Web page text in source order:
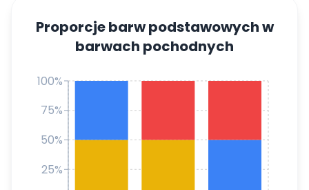
Proporcje barw podstawowych w
barwach pochodnych
25%
50%
75%
100%